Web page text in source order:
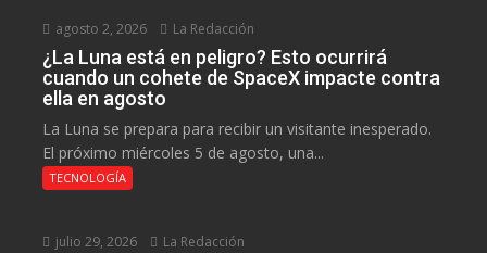
agosto 2, 2026 La Redacción
¿La Luna está en peligro? Esto ocurrirá
cuando un cohete de SpaceX impacte contra
ella en agosto
La Luna se prepara para recibir un visitante inesperado.
El próximo miércoles 5 de agosto, una...
TECNOLOGÍA
julio 29, 2026 La Redacción